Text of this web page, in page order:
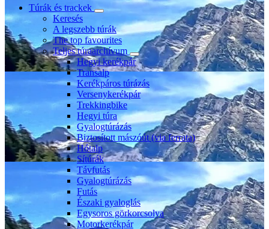
Túrák és trackek
Keresés
A legszebb túrák
The top favourites
Teljes túraarchívum
Hegyi kerékpár
Transalp
Kerékpáros túrázás
Versenykerékpár
Trekkingbike
Hegyi túra
Gyalogtúrázás
Biztosított mászóút (via ferrata)
Hótalp
Sítúrák
Távfutás
Gyalogtúrázás
Futás
Északi gyaloglás
Egysoros görkorcsolya
Motorkerékpár